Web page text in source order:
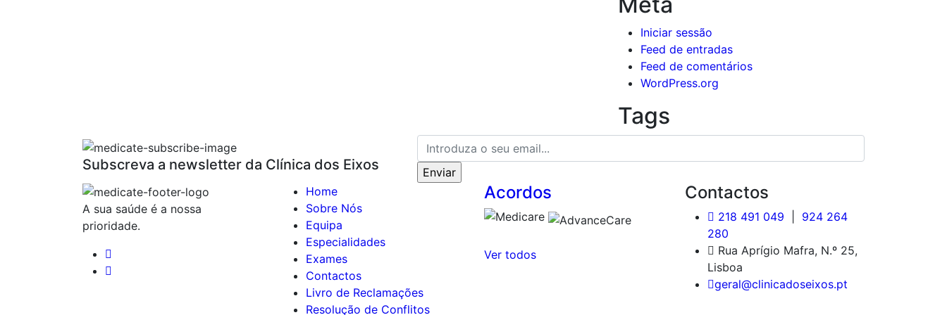
Iniciar sessão
Feed de entradas
Feed de comentários
WordPress.org
Tags
Subscreva a newsletter da Clínica dos Eixos
A sua saúde é a nossa
prioridade.
Home
Sobre Nós
Equipa
Especialidades
Exames
Contactos
Livro de Reclamações
Resolução de Conflitos
Acordos
Ver todos
Contactos
218 491 049
924 264
280
Rua Aprígio Mafra, N.º 25,
Lisboa
geral@clinicadoseixos.pt